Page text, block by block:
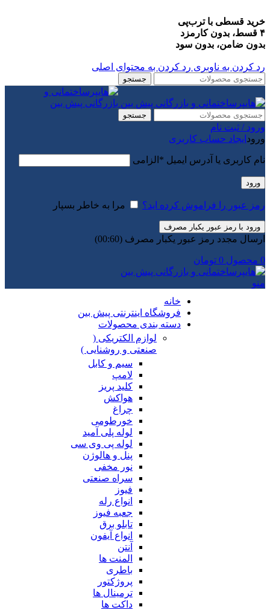
خرید قسطی با ترب‌پی
۴ قسط، بدون کارمزد
بدون ضامن، بدون سود
رد کردن به ناوبری رد کردن به محتوای اصلی
جستجو
جستجو
ورود / ثبت نام
ورود ایجاد حساب کاربری
نام کاربری یا آدرس ایمیل * الزامی
ورود
رمز عبور را فراموش کرده اید؟ مرا به خاطر بسپار
ورود با رمز عبور یکبار مصرف
ارسال مجدد رمز عبور یکبار مصرف (00:
60
)
0 محصول 0 تومان
منو
خانه
فروشگاه اینترنتی پیش بین
دسته بندی محصولات
لوازم الکتریکی (
صنعتی و روشنایی )
سیم و کابل
لامپ
کلید پریز
هواکش
چراغ
خورطومی
لوله پلی آمید
لوله پی وی سی
پنل و هالوژن
نور مخفی
سراه صنعتی
فیوز
انواع رله
جعبه فیوز
تابلو برق
انواع آیفون
آنتن
المنت ها
باطری
پروژکتور
ترمینال ها
داکت ها